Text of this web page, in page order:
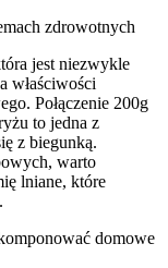
zdrowotnych
jest niezwykle
właściwości
Połączenie 200g
to jedna z
z biegunką.
warto
lniane, które
domowe